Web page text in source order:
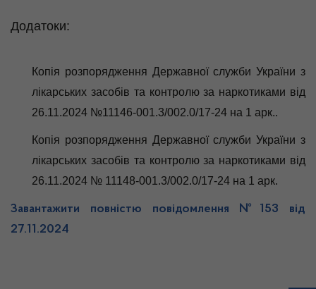
Додатоки:
Копія розпорядження Державної служби України з
лікарських засобів та контролю за наркотиками від
26.11.2024 №11146-001.3/002.0/17-24 на 1 арк..
Копія розпорядження Державної служби України з
лікарських засобів та контролю за наркотиками від
26.11.2024 № 11148-001.3/002.0/17-24 на 1 арк.
Завантажити повністю повідомлення №153 від
27.11.2024